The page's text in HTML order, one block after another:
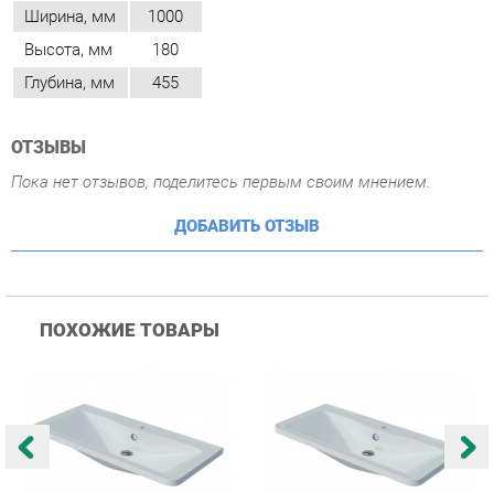
ОТЗЫВЫ
Пока нет отзывов, поделитесь первым своим мнением.
ДОБАВИТЬ ОТЗЫВ
ПОХОЖИЕ ТОВАРЫ
Купить
Adel 100 19934 Белая
8 300 ₽
9 190₽
Купить
Adel 60 17066 Белая
5 905 ₽